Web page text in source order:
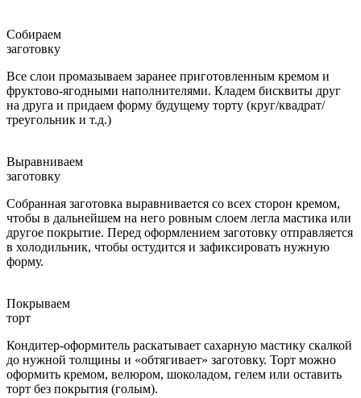
Собираем
заготовку
Все слои промазываем заранее приготовленным кремом и
фруктово-ягодными наполнителями. Кладем бисквиты друг
на друга и придаем форму будущему торту (круг/квадрат/
треугольник и т.д.)
Выравниваем
заготовку
Собранная заготовка выравнивается со всех сторон кремом,
чтобы в дальнейшем на него ровным слоем легла мастика или
другое покрытие. Перед оформлением заготовку отправляется
в холодильник, чтобы остудится и зафиксировать нужную
форму.
Покрываем
торт
Кондитер-оформитель раскатывает сахарную мастику скалкой
до нужной толщины и «обтягивает» заготовку. Торт можно
оформить кремом, велюром, шоколадом, гелем или оставить
торт без покрытия (голым).